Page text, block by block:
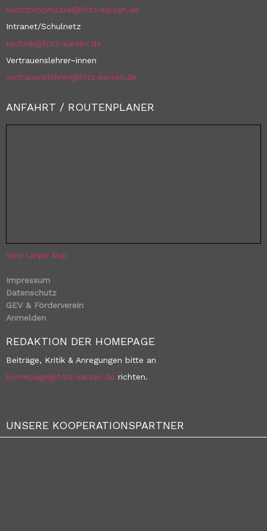
suchtprophylaxe@fritz-karsen.de
Intranet/Schulnetz
technik@fritz-karsen.de
Vertrauenslehrer~innen
vertrauenslehrer@fritz-karsen.de
ANFAHRT / ROUTENPLANER
View Larger Map
Impressum
Datenschutz
GEV & Förderverein
Anmelden
REDAKTION DER HOMEPAGE
Beiträge, Kritik & Anregungen bitte an
homepage@fritz-karsen.de richten.
UNSERE KOOPERATIONSPARTNER